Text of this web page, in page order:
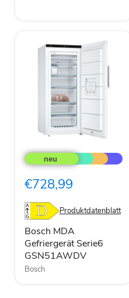
MDA
Gefriergerät
GSN51AWDV
€728,99
Produktdatenblatt
Bosch MDA
Gefriergerät Serie6
GSN51AWDV
Bosch